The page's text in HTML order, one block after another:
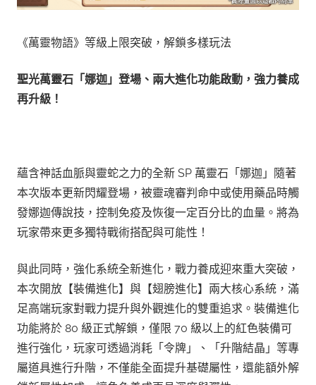
《萬靈物語》等級上限突破，解鎖多樣玩法
聖光萬靈石「娜迦」登場、兩大進化功能啟動，強力養成
再升級！
蘊含神話血脈與靈蛇之力的全新 SP 萬靈石「娜迦」隨著
本次版本更新閃耀登場，被靈魂審判命中或使用藥品時觸
發娜迦傳說技，控制免疫及恢復一定百分比的血量。將為
玩家帶來更多獨特戰術搭配與可能性！
與此同時，強化系統全新進化，戰力養成迎來重大突破，
本次開放【裝備進化】與【翅膀進化】兩大核心系統，滿
足高端玩家對戰力提升與外觀進化的雙重追求。裝備進化
功能將於 80 級正式解鎖，僅限 70 級以上的紅色裝備可
進行強化，玩家可透過消耗「令牌」、「升階結晶」等專
屬道具進行升階，不僅能全面提升基礎屬性，還能額外解